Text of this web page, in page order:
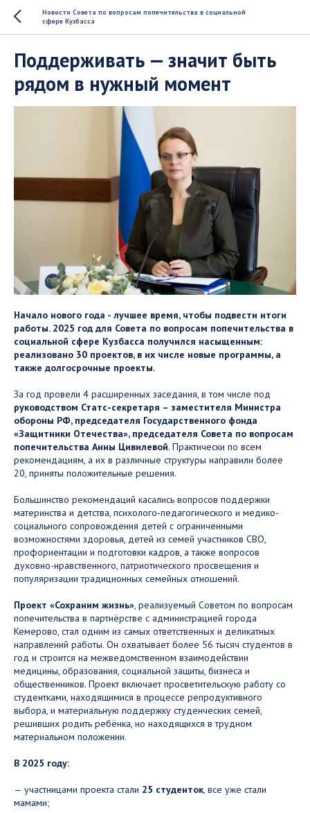
Новости Совета по вопросам попечительства в социальной
сфере Кузбасса
Поддерживать — значит быть
рядом в нужный момент
Начало нового года - лучшее время, чтобы подвести итоги
работы. 2025 год для Совета по вопросам попечительства в
социальной сфере Кузбасса получился насыщенным:
реализовано 30 проектов, в их числе новые программы, а
также долгосрочные проекты.
За год провели 4 расширенных заседания, в том числе под
руководством Статс-секретаря – заместителя Министра
обороны РФ, председателя Государственного фонда
«Защитники Отечества», председателя Совета по вопросам
попечительства Анны Цивилевой. Практически по всем
рекомендациям, а их в различные структуры направили более
20, приняты положительные решения.
Большинство рекомендаций касались вопросов поддержки
материнства и детства, психолого-педагогического и медико-
социального сопровождения детей с ограниченными
возможностями здоровья, детей из семей участников СВО,
профориентации и подготовки кадров, а также вопросов
духовно-нравственного, патриотического просвещения и
популяризации традиционных семейных отношений.
Проект «Сохраним жизнь», реализуемый Советом по вопросам
попечительства в партнёрстве с администрацией города
Кемерово, стал одним из самых ответственных и деликатных
направлений работы. Он охватывает более 56 тысяч студентов в
год и строится на межведомственном взаимодействии
медицины, образования, социальной защиты, бизнеса и
общественников. Проект включает просветительскую работу со
студентками, находящимися в процессе репродуктивного
выбора, и материальную поддержку студенческих семей,
решивших родить ребёнка, но находящихся в трудном
материальном положении.
В 2025 году:
— участницами проекта стали 25 студенток, все уже стали
мамами;